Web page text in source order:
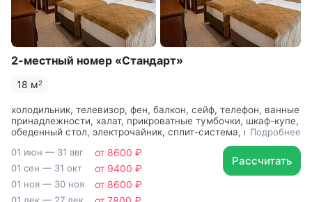
98% отзывов гостей о санатории положительные
2-м­естны­й номер «Станд­арт»
18 м2
холодильник, телевизор, фен, балкон, сейф, телефон, ванные
принадлежности, халат, прикроватные тумбочки, шкаф-купе,
обеденный стол, электрочайник, сплит-система, ванная
кровати
Подробнее
01 июн — 31 авг
от 8600 ₽
01 сен — 31 окт от 9400 ₽
01 ноя — 30 ноя от 8600 ₽
01 дек — 27 дек
Рассчитать